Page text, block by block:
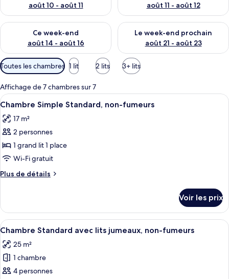
août 10 - août 11
août 11 - août 12
Ce week-end
août 14 - août 16
Vérifier la disponibilité pour ce week-end août 14 - août 16
Le week-end prochain
août 21 - août 23
Vérifier la disponibilité pour
Filtres
disponibles
pour
les
chambres
Toutes les chambres 1 lit 2 lits 3+ lits
Affichage de 7 chambres sur 7
Afficher
toutes
les
photos
pour
ce
type
de
Chambre
Simple
Standard,
non-
fumeurs
Une chambre d’hôtel équipée d’un
11
Chambre Simple Standard, non-fumeurs
17 m²
2 personnes
1 grand lit 1 place
Wi-Fi gratuit
Plus de détails
Plus
le
type
de
Chambre
Simple
Standard,
non-
Voir les prix
Afficher
toutes
les
photos
pour
Une chambre d’hôtel avec deux
12
Chambre Standard avec lits jumeaux, non-fumeurs
25 m²
1 chambre
4 personnes